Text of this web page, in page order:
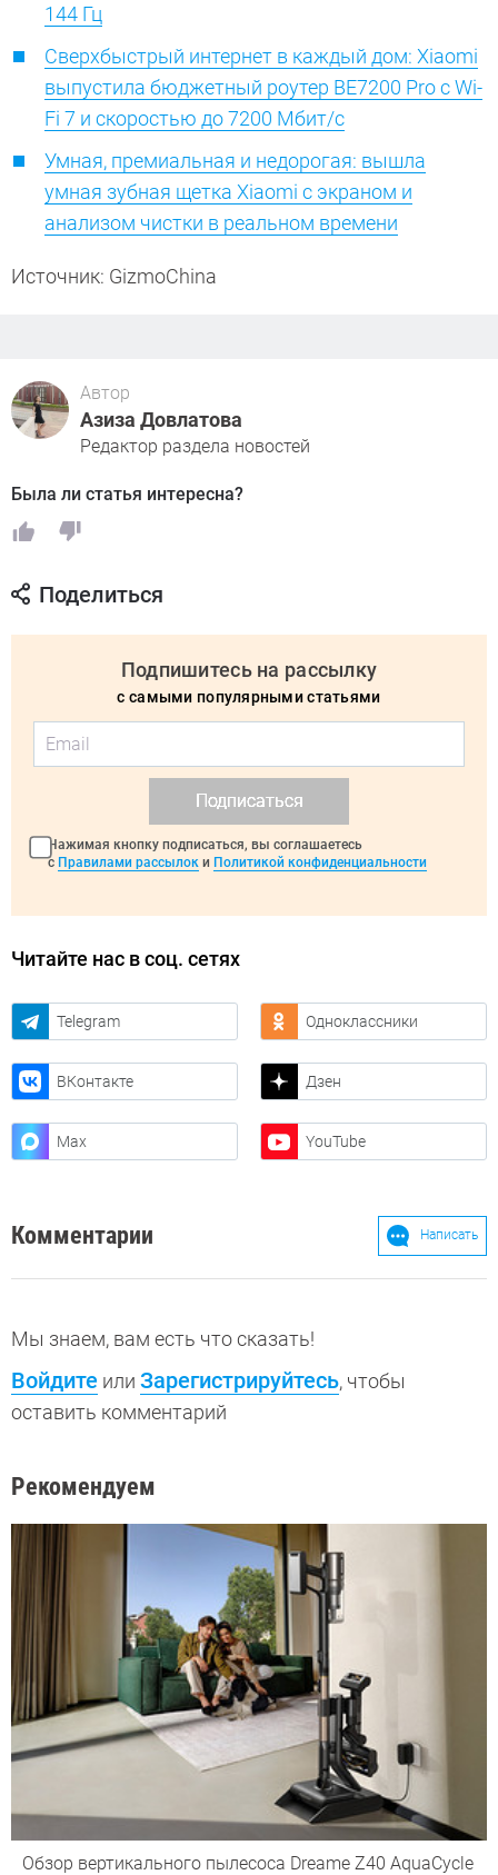
144 Гц
Сверхбыстрый интернет в каждый дом: Xiaomi
выпустила бюджетный роутер BE7200 Pro с Wi-
Fi 7 и скоростью до 7200 Мбит/с
Умная, премиальная и недорогая: вышла
умная зубная щетка Xiaomi с экраном и
анализом чистки в реальном времени
Источник: GizmoChina
Автор
Азиза Довлатова
Редактор раздела новостей
Была ли статья интересна?
Поделиться
Подпишитесь на рассылку
с самыми популярными статьями
Подписаться
Нажимая кнопку подписаться, вы соглашаетесь
с Правилами рассылок и Политикой конфиденциальности
Читайте нас в соц. сетях
Telegram Одноклассники
ВКонтакте Дзен
Max YouTube
Комментарии Написать
Мы знаем, вам есть что сказать!
Войдите или Зарегистрируйтесь, чтобы
оставить комментарий
Рекомендуем
Обзор вертикального пылесоса Dreame Z40 AquaCycle